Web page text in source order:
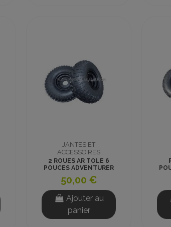
JANTES ET
ACCESSOIRES
2 ROUES AR TOLE 6
POUCES ADVENTURER
SW699 TUBELESS
50,00 €
Ajouter au
panier